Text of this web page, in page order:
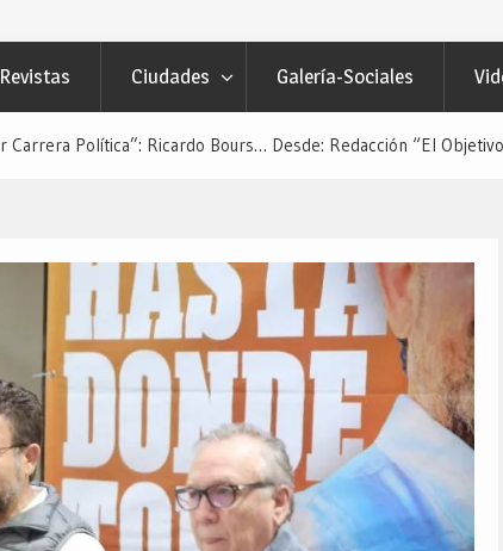
Revistas Ciudades Galería-Sociales
Política”: Ricardo Bours… Desde: Redacción “El